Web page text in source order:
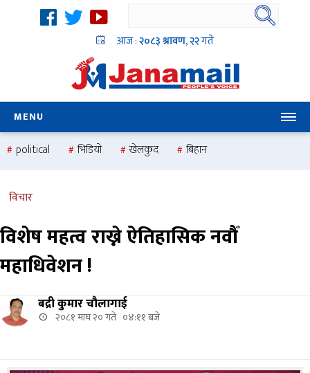
आज :२०८३ श्रावण, २२गते
MENU
political भिडियो खेलकुद
बिहान
national
विचार
विशेष महत्व राख्ने ऐतिहासिक नवौँ
महाधिवेशन !
बद्री कुमार चौलागाई
२०८१ माघ २० गते ०४:११ बजे